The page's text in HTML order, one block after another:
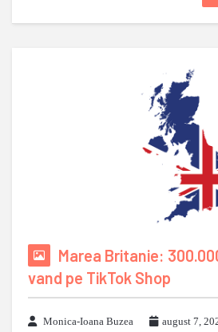
Marea Britanie:
vand pe TikTok Shop
Monica-Ioana Buzea
august 7,